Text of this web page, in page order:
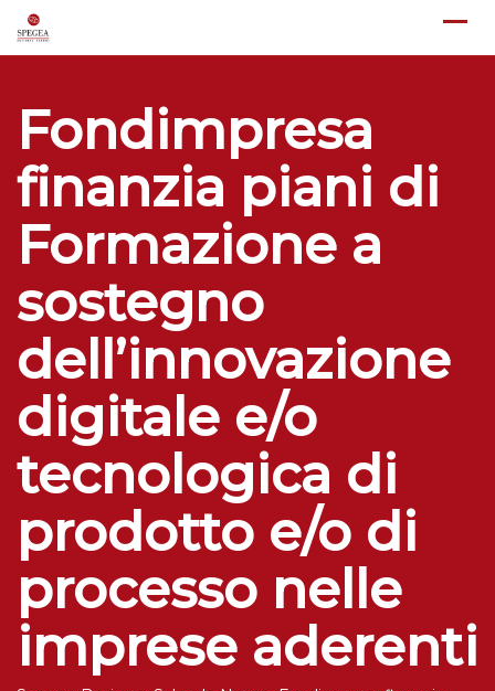
Skip
Fondimpresa
finanzia piani di
Formazione a
sostegno
dell’innovazione
digitale e/o
tecnologica di
prodotto e/o di
processo nelle
imprese aderenti